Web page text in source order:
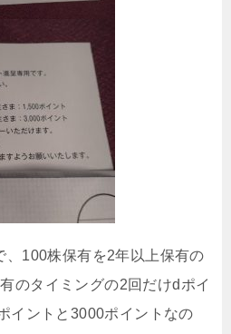
、100株保有を2年以上保有の
のタイミングの2回だけdポイ
イントと3000ポイントなの